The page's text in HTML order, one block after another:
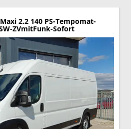
2.2 140 PS-Tempomat-
ZVmitFunk-Sofort